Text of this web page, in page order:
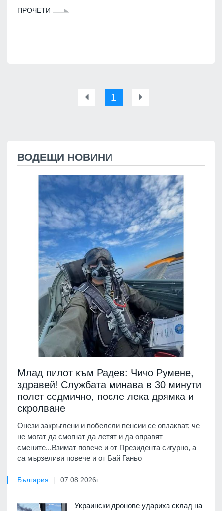
ПРОЧЕТИ
1
ВОДЕЩИ НОВИНИ
Млад пилот към Радев: Чичо Румене,
здравей! Службата минава в 30 минути
полет седмично, после лека дрямка и
скролване
Онези закръглени и побелели пенсии се оплакват, че
не могат да смогнат да летят и да оправят
смените...Взимат повече и от Президента сигурно, а
са мързеливи повече и от Бай Ганьо
България 07.08.2026г.
Украински дронове удариха склад на